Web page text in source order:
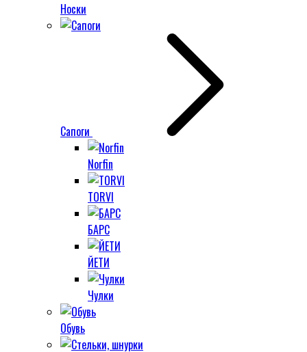
Носки
Сапоги
Norfin
TORVI
БАРС
ЙЕТИ
Чулки
Обувь